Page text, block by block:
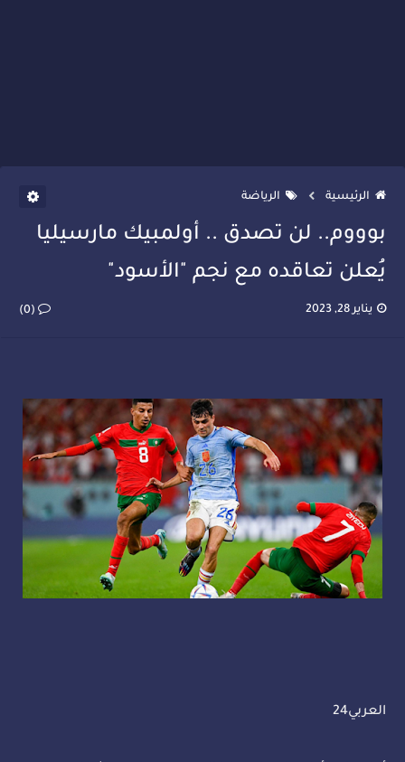
الرئيسية الرياضة
بوووم.. لن تصدق .. أولمبيك مارسيليا
يُعلن تعاقده مع نجم "الأسود"
يناير 28, 2023 (0)
العربي24